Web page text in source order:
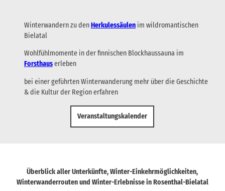
Winterwandern zu denHerkulessäulen im wildromantischen
Bielatal
Wohlfühlmomente in der finnischen Blockhaussauna im
Forsthauserleben
bei einer geführten Winterwanderung mehr über die Geschichte
& die Kultur der Region erfahren
Veranstaltungskalender
Überblick aller Unterkünfte, Winter-Einkehrmöglichkeiten,
Winterwanderrouten und Winter-Erlebnisse in Rosenthal-Bielatal